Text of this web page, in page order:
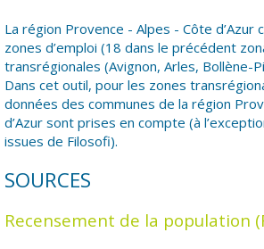
La région Provence - Alpes - Côte
zones d’emploi (18 dans le précédent
transrégionales (Avignon, Arles, Bollène-
Dans cet outil, pour les zones
données des communes de la région
d’Azur sont prises en compte (à
issues de Filosofi).
SOURCES
Recensement de la population